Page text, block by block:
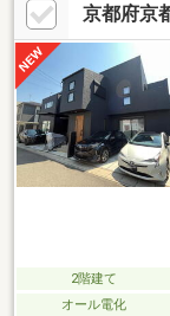
（５５０ｍ）■お子
で徒歩４分・松原
合わせは フジハウ
１２０-１２９-７８９
京都府京
2階建て
オール電化